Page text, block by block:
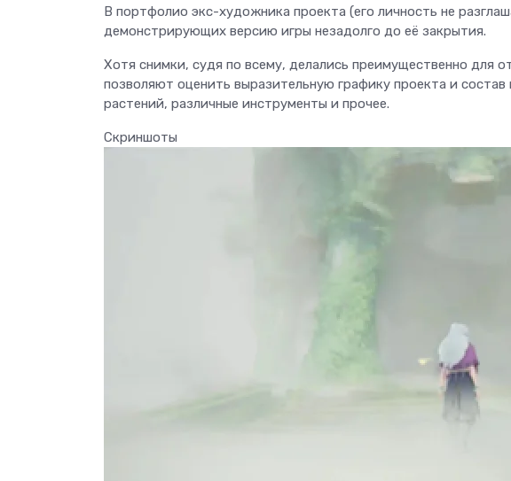
В портфолио экс-художника проекта (его личность не
демонстрирующих версию игры незадолго до её закрытия.
Хотя снимки, судя по всему, делались преимущественно для
позволяют оценить выразительную графику проекта и
растений, различные инструменты и прочее.
Скриншоты